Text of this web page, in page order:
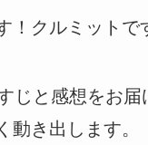
！クルミットで
じと感想をお
き出します。